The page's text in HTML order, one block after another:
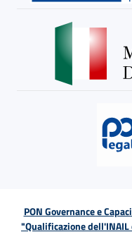
PON Governance e
"Qualificazione dell'INAIL